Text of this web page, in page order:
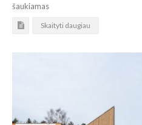
šaukiamas
Skaityti daugiau